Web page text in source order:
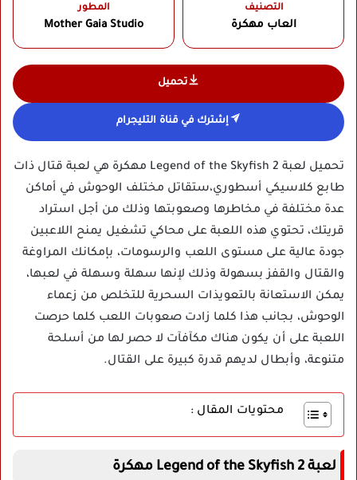
التصنيف
العاب مهكرة
المطور
Mother Gaia Studio‏
تحميل
إشترك في قناة التليجرام
تحميل لعبة Legend of the Skyfish 2 مهكرة هي لعبة قتال ذات
طابع كلاسيكي أسطوري،ستقاتل مختلف الوحوش في أماكن
عدة مختلفة في مخاطرها وصعوبتها وذلك من أجل استراد
قريتك، تحتوي هذه اللعبة على محاكي تشغيل يمنح اللاعبين
جودة عالية على مستوى اللعب والرسومات، بإمكانك المراوغة
والقتال والقفز بسهولة وذلك لإنها سهلة وسهلة في لعبها،
يمكن الاستعانة بالتعويذات السحرية للتخلص من زعماء
الوحوش، بجانب هذا كلما زادت صعوبات اللعب كلما حرصت
اللعبة على أن يكون هناك مكآفآت لا حصر لها من أسلحة
متنوعة، وأبطال لديهم قدرة كبيرة على القتال.
محتويات المقال :
لعبة Legend of the Skyfish 2 مهكرة